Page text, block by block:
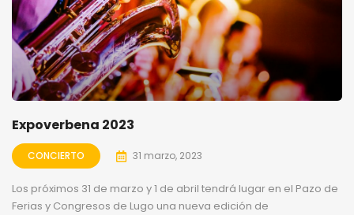
Expoverbena 2023
CONCIERTO 31 marzo, 2023
Los próximos 31 de marzo y 1 de abril tendrá lugar en el Pazo de
Ferias y Congresos de Lugo una nueva edición de